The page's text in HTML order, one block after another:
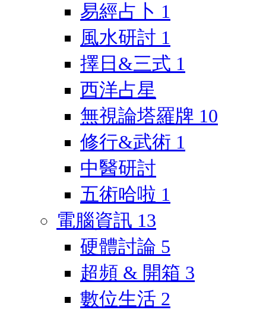
易經占卜 1
風水研討 1
擇日&三式 1
西洋占星
無視論塔羅牌 10
修行&武術 1
中醫研討
五術哈啦 1
電腦資訊 13
硬體討論 5
超頻 & 開箱 3
數位生活 2